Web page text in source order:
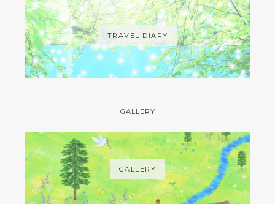
TRAVEL DIARY
GALLERY
GALLERY